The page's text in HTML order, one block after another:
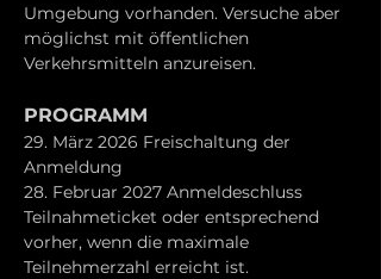
Umgebung vorhanden. Versuche aber
möglichst mit öffentlichen
Verkehrsmitteln anzureisen.
PROGRAMM
29. März 2026 Freischaltung der
Anmeldung
28. Februar 2027 Anmeldeschluss
Teilnahmeticket oder entsprechend
vorher, wenn die maximale
Teilnehmerzahl erreicht ist.